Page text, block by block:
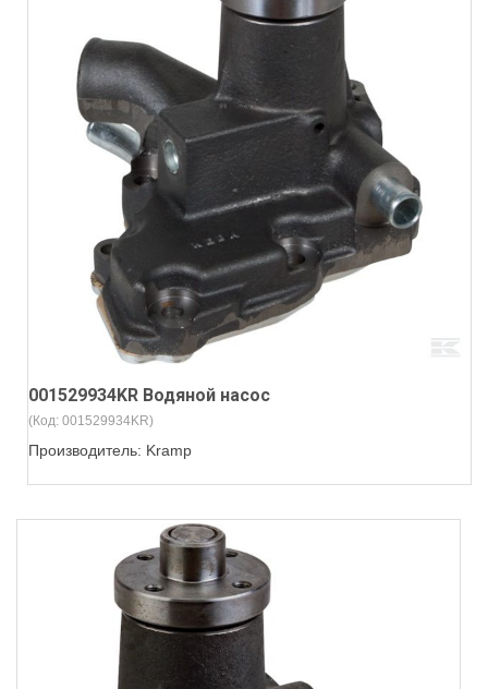
001529934KR Водяной насос
(Код: 001529934KR)
Производитель: Kramp